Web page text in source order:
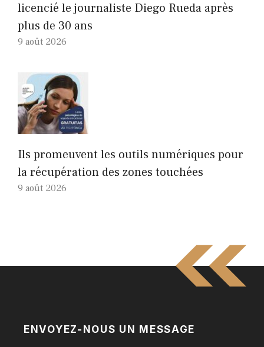
licencié le journaliste Diego Rueda après
plus de 30 ans
9 août 2026
Ils promeuvent les outils numériques pour
la récupération des zones touchées
9 août 2026
ENVOYEZ-NOUS UN MESSAGE